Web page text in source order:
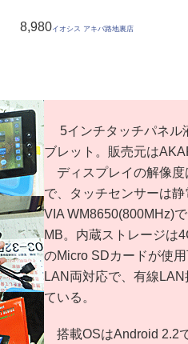
8,980イオシス アキバ路地裏店
5インチタッチパネル
ブレット。販売元は
ディスプレイの解像度
で、タッチセンサーは
VIA WM8650(800MHz)
MB。内蔵ストレージは
のMicro SDカードが使
LAN両対応で、有線
ている。
搭載OSはAndroid 2.2